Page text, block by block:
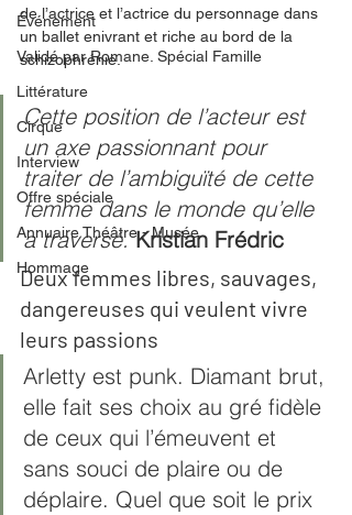
Événement
Validé par Romane. Spécial Famille
Littérature
Cirque
Interview
Offre spéciale
Annuaire Théâtre - Musée
Hommage
de l’actrice et l’actrice du personnage dans
un ballet enivrant et riche au bord de la
schizophrénie.
Cette position de l’acteur est
un axe passionnant pour
traiter de l’ambiguïté de cette
femme dans le monde qu’elle
a traversé. Kristian Frédric
Deux femmes libres, sauvages,
dangereuses qui veulent vivre
leurs passions
Arletty est punk. Diamant brut,
elle fait ses choix au gré fidèle
de ceux qui l’émeuvent et
sans souci de plaire ou de
déplaire. Quel que soit le prix